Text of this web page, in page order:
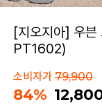
[지오지아] 우
PT1602)
소비자가79,900
84%